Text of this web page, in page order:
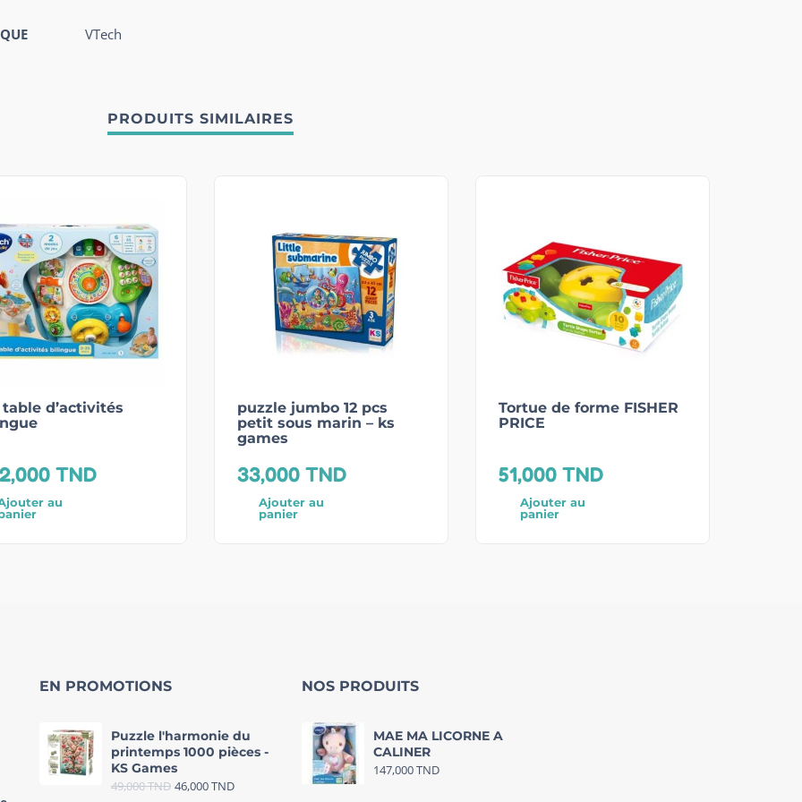
VTech
PRODUITS SIMILAIRES
table d’activités
TND
au
puzzle jumbo 12 pcs
petit sous marin – ks
games
33,000 TND
Ajouter au
panier
Tortue de forme FISHER
PRICE
51,000 TND
Ajouter au
panier
EN PROMOTIONS
Puzzle l'harmonie du
printemps 1000 pièces -
KS Games
49,000TND 46,000TND
NOS PRODUITS
MAE MA LICORNE A
CALINER
147,000TND